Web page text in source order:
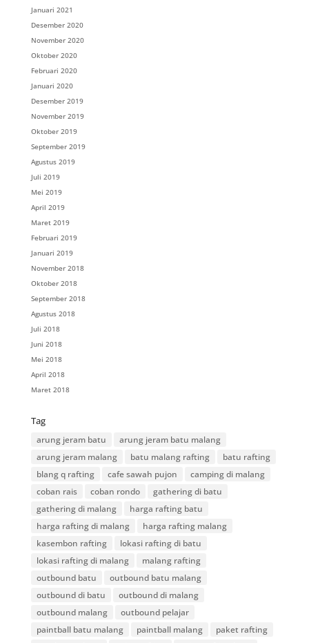
Januari 2021
Desember 2020
November 2020
Oktober 2020
Februari 2020
Januari 2020
Desember 2019
November 2019
Oktober 2019
September 2019
Agustus 2019
Juli 2019
Mei 2019
April 2019
Maret 2019
Februari 2019
Januari 2019
November 2018
Oktober 2018
September 2018
Agustus 2018
Juli 2018
Juni 2018
Mei 2018
April 2018
Maret 2018
Tag
arung jeram batu
arung jeram batu malang
arung jeram malang
batu malang rafting
batu rafting
blang q rafting
cafe sawah pujon
camping di malang
coban rais
coban rondo
gathering di batu
gathering di malang
harga rafting batu
harga rafting di malang
harga rafting malang
kasembon rafting
lokasi rafting di batu
lokasi rafting di malang
malang rafting
outbound batu
outbound batu malang
outbound di batu
outbound di malang
outbound malang
outbound pelajar
paintball batu malang
paintball malang
paket rafting